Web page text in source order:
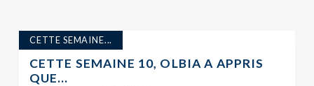
CETTE SEMAINE...
CETTE SEMAINE 10, OLBIA A APPRIS
QUE…